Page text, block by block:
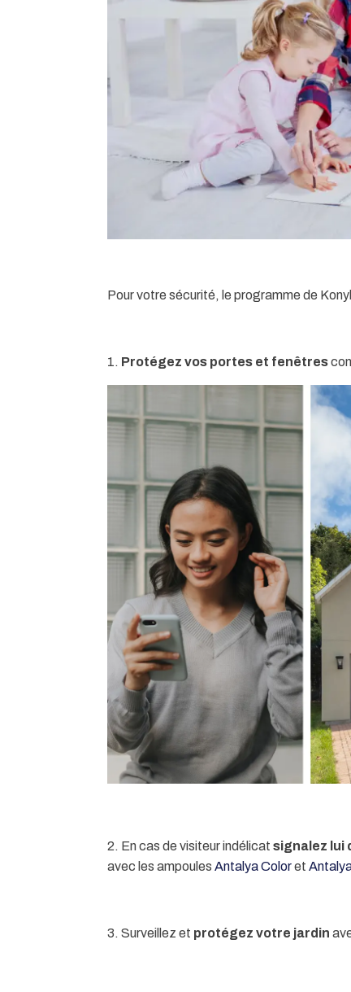
Pour votre sécurité, le programme de
1. Protégez vos portes et fenêtres
2. En cas de visiteur indélicat signalez lui
avec les ampoules Antalya Coloret
3. Surveillez et protégez votre jardin